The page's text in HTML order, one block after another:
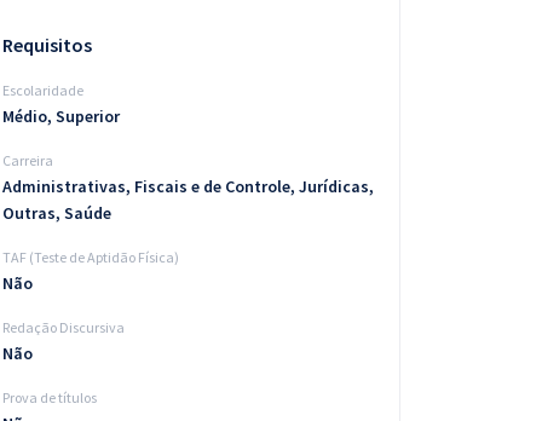
Requisitos
Escolaridade
Médio, Superior
Carreira
Administrativas, Fiscais e de Controle, Jurídicas,
Outras, Saúde
TAF (Teste de Aptidão Física)
Não
Redação Discursiva
Não
Prova de títulos